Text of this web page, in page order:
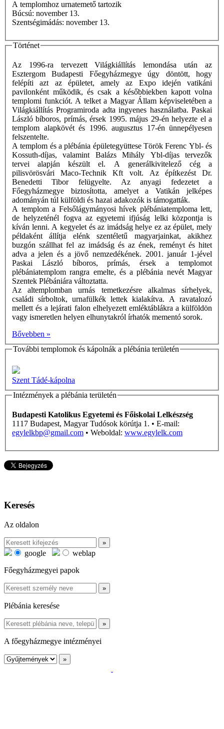
A templomhoz urnatemető tartozik
Búcsú: november 13.
Szentségimádás: november 13.
Történet
Az 1996-ra tervezett Világkiállítás lemondása után az
Esztergom Budapesti Főegyházmegye úgy döntött, hogy
felépíti azt az épületet, amely az Expo idején vatikáni
pavilonként működik, és csak a későbbiekben kapott volna
templomi funkciót. A telket a Magyar Állam képviseletében a
Világkiállítás Programiroda adta ingyenes használatba. Paskai
László bíboros, prímás, érsek 1995. május 29-én helyezte el a
templom alapkövét és 1996. augusztus 17-én ünnepélyesen
felszentelte.
A templom és a plébánia épületegyüttese Török Ferenc Ybl- és
Kossuth-díjas, valamint Balázs Mihály Ybl-díjas tervezők
tervei alapján készült el. A generálkivitelező cég a
pilisvörösvári Maco-Technik Kft volt. Az építkezést Dr.
Benedetti Tibor felügyelte. Az anyagi fedezetet a
Főegyházmegye biztosította, amelyet a Vatikán jelképes
adományán túl külföldi és hazai adakozók is támogatták.
A templom a Felsőlágymányosi hívek plébániatemploma lett,
de helyzeténél fogva az egyetemi ifjúság lelki központja is
kíván lenni. A kegyelet és az imádság helye ez az épület, mely
példaként állítja elénk szentéletű magyarjainkat, akikhez
buzgón szállhat fel az imádság és az ének, reményt és hitet
adva a jelen és a jövő nemzedékének. 2001. január 1-jével
Paskai László bíboros, prímás, érsek a templomot
plébániatemplom rangra emelte, és a plébánia nevét Magyar
Szentek Plébániára változtatta.
Az altemplomban urnás temetkezésre alkalmas sírhelyek,
családi sírboltok, urnafülkék lettek kialakítva. A ravatalozó
mellett és a lejárati falon elhelyezett emléktáblákra a külföldön
vagy ismeretlen helyen elhunytakról írhatók mementó sorok.
Bővebben »
További templomok és kápolnák a plébánia területén
Szent Tádé-kápolna
Intézmények a plébánia területén
Budapesti Katolikus Egyetemi és Főiskolai Lelkészség
1117 Budapest, Magyar Tudósok körútja 1. • E-mail:
egylelkbp@gmail.com • Weboldal: www.egylelk.com
Keresés
Az oldalon
google
weblap
Főegyházmegyei papok
Plébánia keresése
A főegyházmegye intézményei